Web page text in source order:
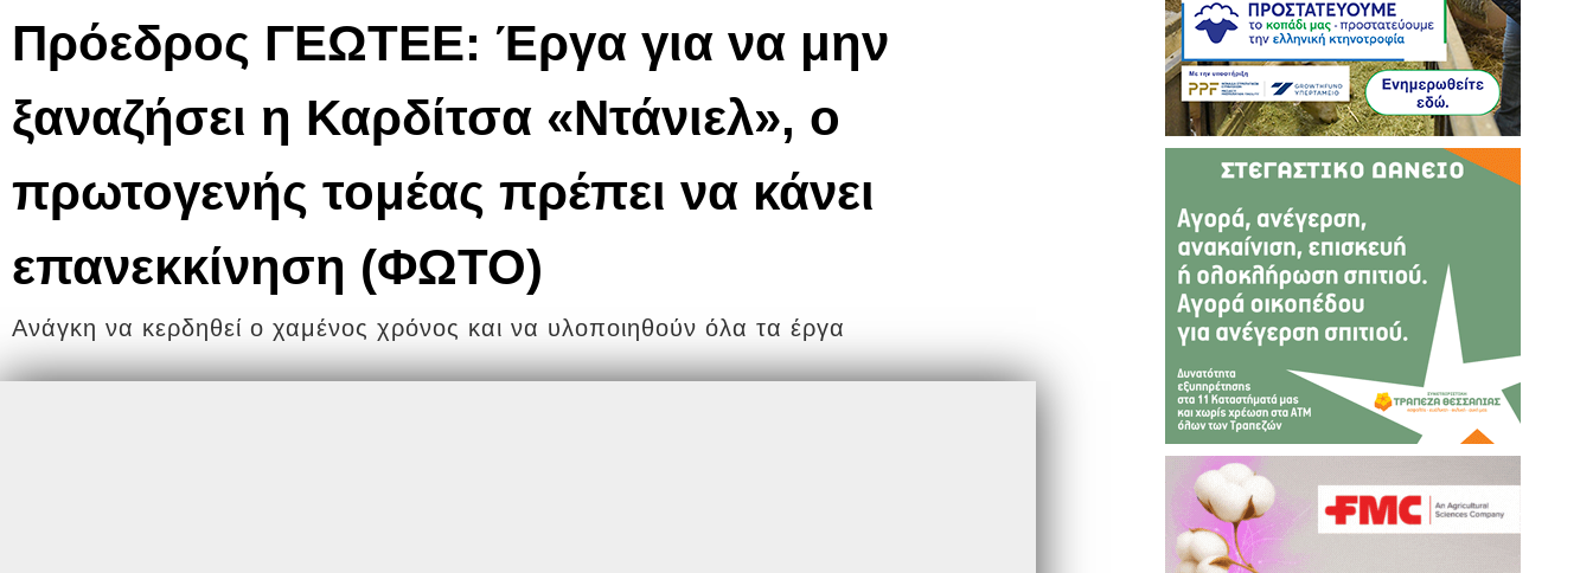
Πρόεδρος ΓΕΩΤΕΕ: Έργα για να μην
ξαναζήσει η Καρδίτσα «Ντάνιελ», ο
πρωτογενής τομέας πρέπει να κάνει
επανεκκίνηση (ΦΩΤΟ)
Ανάγκη να κερδηθεί ο χαμένος χρόνος και να υλοποιηθούν όλα τα έργα